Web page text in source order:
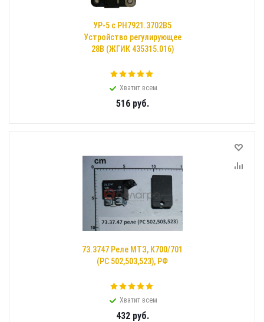
УР-5 с РН7921.3702В5
Устройство регулирующее
28В (ЖГИК 435315.016)
Хватит всем
516руб.
73.3747 Реле МТЗ, К700/701
(РС 502,503,523), РФ
Хватит всем
432руб.